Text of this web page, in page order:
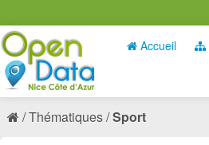
Accueil
Thématiques Sport